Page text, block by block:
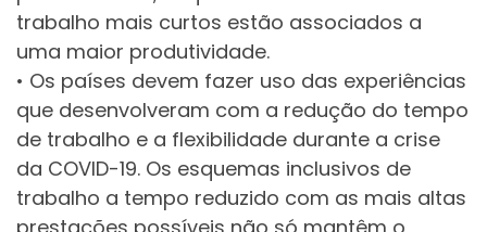
trabalho mais curtos estão associados a
uma maior produtividade.
• Os países devem fazer uso das experiências
que desenvolveram com a redução do tempo
de trabalho e a flexibilidade durante a crise
da COVID-19. Os esquemas inclusivos de
trabalho a tempo reduzido com as mais altas